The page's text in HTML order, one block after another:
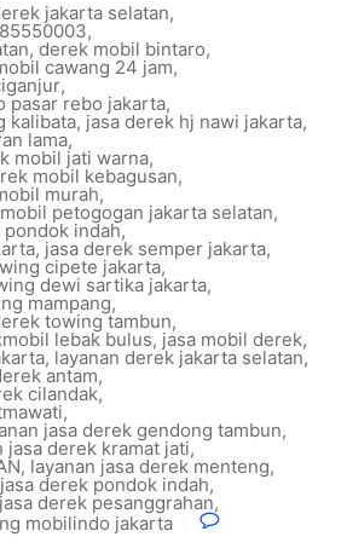
jakarta selatan,
,
, derek mobil bintaro,
cawang 24 jam,
,
pasar rebo jakarta,
kalibata, jasa derek hj nawi jakarta,
lama,
mobil jati warna,
mobil kebagusan,
murah,
petogogan jakarta selatan,
pondok indah,
, jasa derek semper jakarta,
cipete jakarta,
dewi sartika jakarta,
mampang,
towing tambun,
lebak bulus, jasa mobil derek,
, layanan derek jakarta selatan,
antam,
cilandak,
,
jasa derek gendong tambun,
jasa derek kramat jati,
, layanan jasa derek menteng,
derek pondok indah,
derek pesanggrahan,
mobilindo jakarta